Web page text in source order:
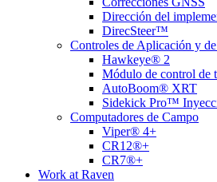
Dirección del
DirecSteer™
Controles de Aplicación y
Hawkeye® 2
Módulo de control de
AutoBoom® XRT
Sidekick Pro™
Computadores de Campo
Viper® 4+
CR12®+
CR7®+
Work at Raven